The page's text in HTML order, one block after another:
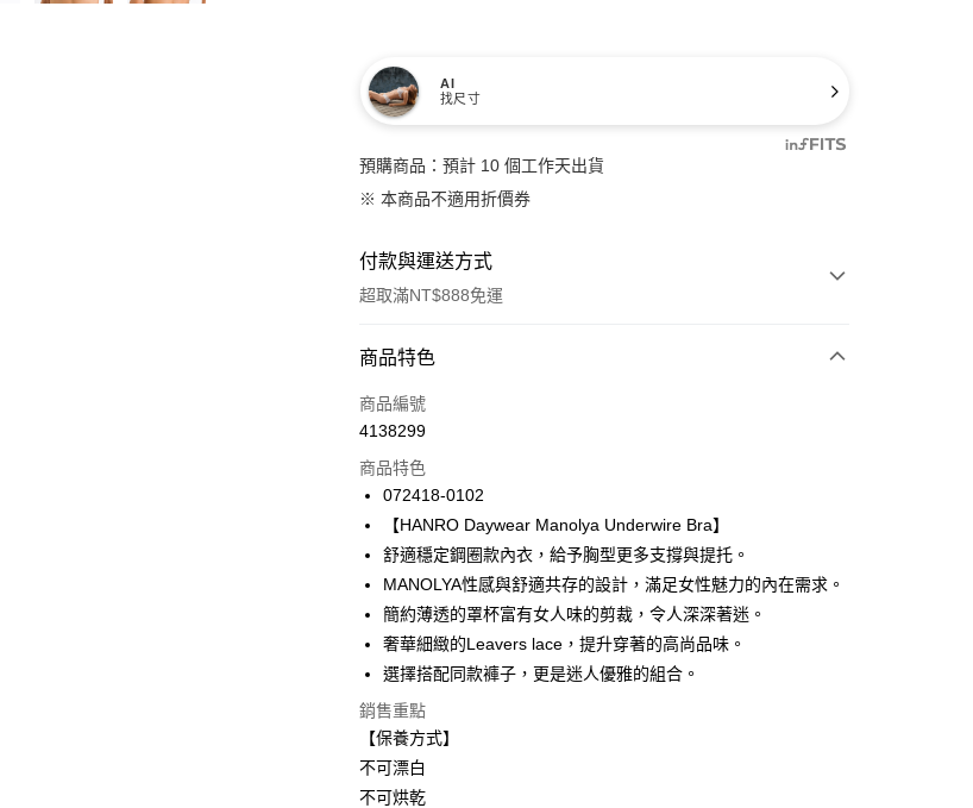
AI
找尺寸
預購商品：預計 10 個工作天出貨
※ 本商品不適用折價券
付款與運送方式
超取滿NT$888免運
付款方式
信用卡一次付款
合作金庫商業銀行
第一商業銀行
華南商業銀行
彰化商業銀行
國泰世華商業銀行
兆豐國際商業銀行
臺灣中小企業銀行
台中商業銀行
匯豐（台灣）商業銀行
華泰商業銀行
聯邦商業銀行
遠東國際商業銀行
玉山商業銀行
台新國際商業銀行
台灣樂天信用卡公司
LINE Pay
悠遊付
ATM付款
運送方式
商品特色
商品編號
4138299
商品特色
072418-0102
【HANRO Daywear Manolya Underwire Bra】
舒適穩定鋼圈款內衣，給予胸型更多支撐與提托。
MANOLYA性感與舒適共存的設計，滿足女性魅力的內在需求。
簡約薄透的罩杯富有女人味的剪裁，令人深深著迷。
奢華細緻的Leavers lace，提升穿著的高尚品味。
選擇搭配同款褲子，更是迷人優雅的組合。
銷售重點
【保養方式】
不可漂白
不可烘乾